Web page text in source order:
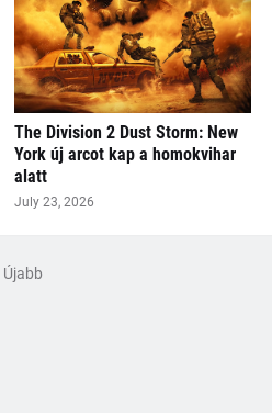
The Division 2 Dust Storm: New
York új arcot kap a homokvihar
alatt
July 23, 2026
Újabb